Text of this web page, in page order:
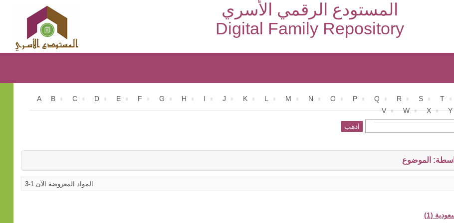
المستودع الرقمي الأسري
Digital Family Repository
A B C D E F G H J K L M N O P Q R S T
V
W X Y
الموضوع
المواد المعروضة الآن 1-3
(1)